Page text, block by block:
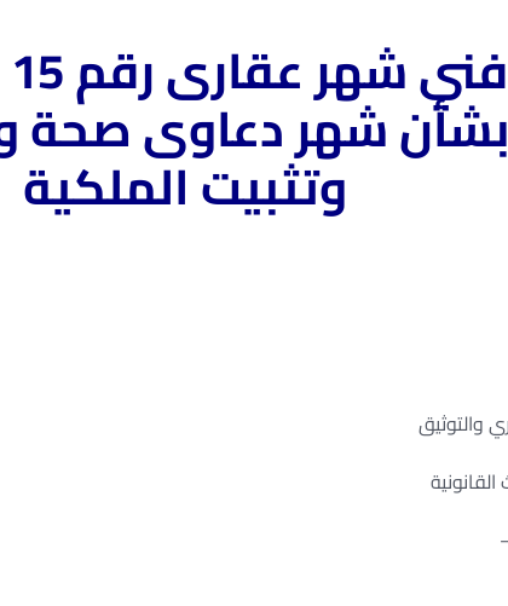
بشأن شهر دعاوى صحة
وتثبيت الملكية
والتوثيق